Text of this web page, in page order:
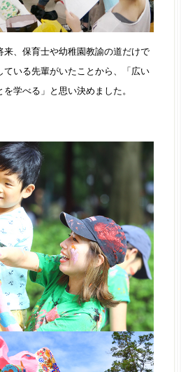
来、保育士や幼稚園教諭の道だけで
ている先輩がいたことから、「広い
学べる」と思い決めました。